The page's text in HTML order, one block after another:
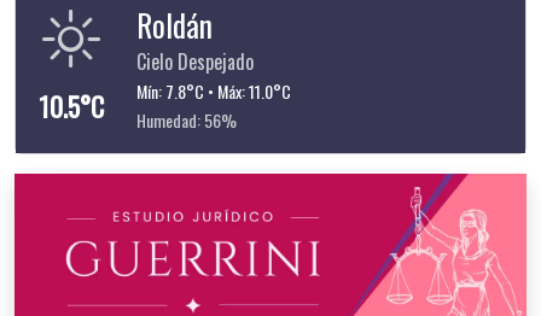
10.5°C
Roldán
Cielo Despejado
Mín: 7.8°C • Máx: 11.0°C
Humedad: 56%